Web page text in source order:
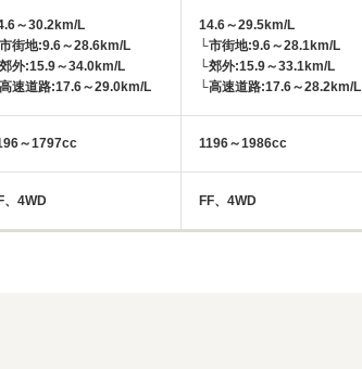
～30.2km/L
街地:9.6～28.6km/L
外:15.9～34.0km/L
速道路:17.6～29.0km/L
～1797cc
、4WD
14.6～29.5km/L
└市街地:9.6～28.1km/L
└郊外:15.9～33.1km/L
└高速道路:17.6～28.2km/L
1196～1986cc
FF、4WD